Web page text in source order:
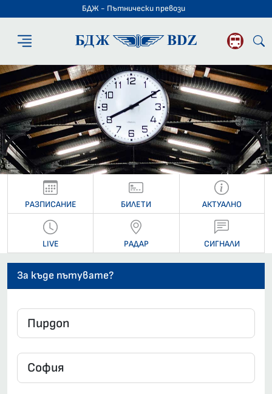
БДЖ - Пътнически превози
БДЖ -
РАЗПИСАНИЕ БИЛЕТИ АКТУАЛНО
LIVE РАДАР СИГНАЛИ
За къде пътувате?